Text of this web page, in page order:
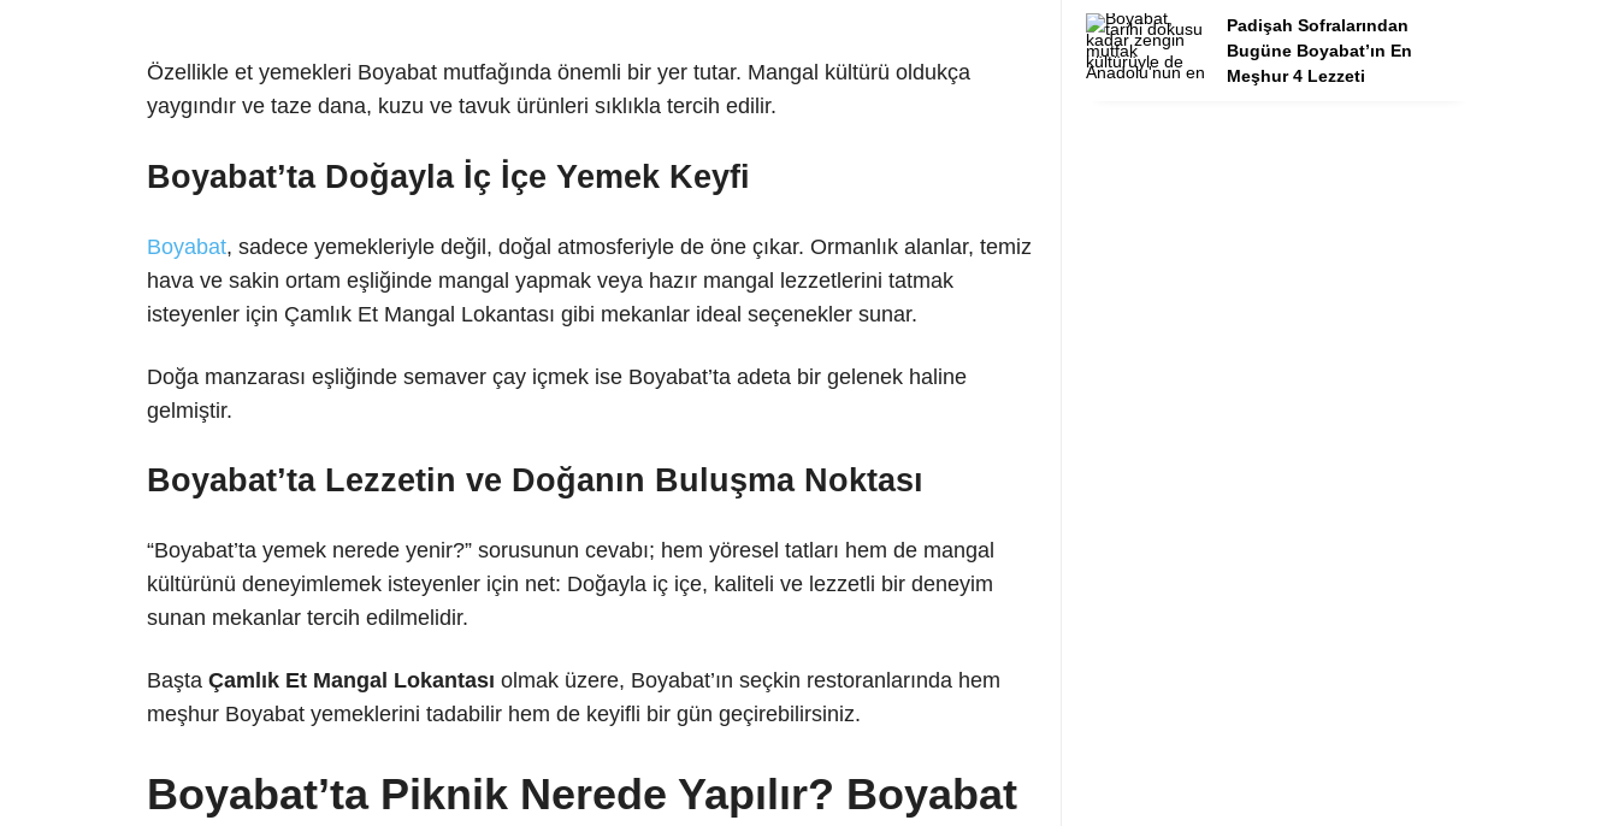
Özellikle et yemekleri Boyabat mutfağında önemli bir yer tutar. Mangal kültürü oldukça
yaygındır ve taze dana, kuzu ve tavuk ürünleri sıklıkla tercih edilir.
Boyabat’ta Doğayla İç İçe Yemek Keyfi
Boyabat, sadece yemekleriyle değil, doğal atmosferiyle de öne çıkar. Ormanlık alanlar, temiz
hava ve sakin ortam eşliğinde mangal yapmak veya hazır mangal lezzetlerini tatmak
isteyenler için Çamlık Et Mangal Lokantası gibi mekanlar ideal seçenekler sunar.
Doğa manzarası eşliğinde semaver çay içmek ise Boyabat’ta adeta bir gelenek haline
gelmiştir.
Boyabat’ta Lezzetin ve Doğanın Buluşma Noktası
“Boyabat’ta yemek nerede yenir?” sorusunun cevabı; hem yöresel tatları hem de mangal
kültürünü deneyimlemek isteyenler için net: Doğayla iç içe, kaliteli ve lezzetli bir deneyim
sunan mekanlar tercih edilmelidir.
Başta Çamlık Et Mangal Lokantası olmak üzere, Boyabat’ın seçkin restoranlarında hem
meşhur Boyabat yemeklerini tadabilir hem de keyifli bir gün geçirebilirsiniz.
Boyabat’ta Piknik Nerede Yapılır? Boyabat
Padişah Sofralarından
Bugüne Boyabat’ın En
Meşhur 4 Lezzeti